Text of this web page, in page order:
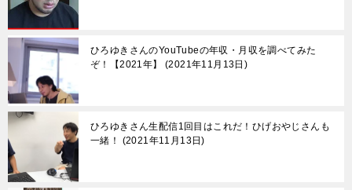
ひろゆきさんのYouTubeの年収・月収を調べてみた
ぞ！【2021年】
2021年11月13日
ひろゆきさん生配信1回目はこれだ！ひげおやじさんも
一緒！
2021年11月13日